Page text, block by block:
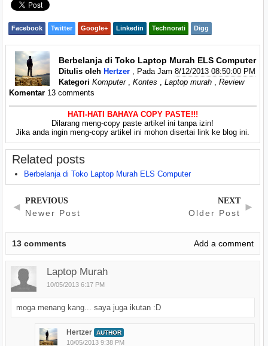
Facebook Twitter Google+ Linkedin Technorati Digg
Berbelanja di Toko Laptop Murah ELS Computer
Ditulis oleh Hertzer, Pada Jam 8/12/2013 08:50:00 PM
Kategori Komputer, Kontes , Laptop murah, Review
Komentar 13 comments
HATI-HATI BAHAYA COPY PASTE!!!
Dilarang meng-copy paste artikel ini tanpa izin!
Jika anda ingin meng-copy artikel ini mohon disertai link ke blog ini.
Related posts
Berbelanja di Toko Laptop Murah ELS Computer
◄
PREVIOUS
Newer Post ►
NEXT
Older Post
13 comments Add a comment
Laptop Murah
10/05/2013 6:17 PM
moga menang kang... saya juga ikutan :D
Hertzer AUTHOR
10/05/2013 9:38 PM